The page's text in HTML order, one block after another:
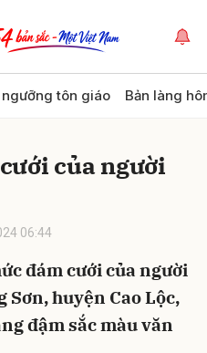
tôn giáo Bản làng
của người
06:44
đám cưới của người
Sơn, huyện Cao Lộc,
đậm sắc màu văn
Hủy Gửi